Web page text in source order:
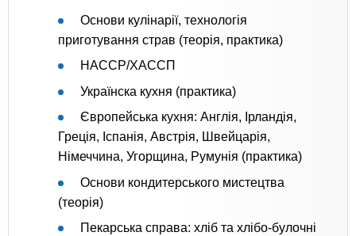
Основи кулінарії, технологія
приготування страв (теорія, практика)
HACCP/ХАССП
Українска кухня (практика)
Європейська кухня: Англія, Ірландія,
Греція, Іспанія, Австрія, Швейцарія,
Німеччина, Угорщина, Румунія (практика)
Основи кондитерського мистецтва
(теорія)
Пекарська справа: хліб та хлібо-булочні